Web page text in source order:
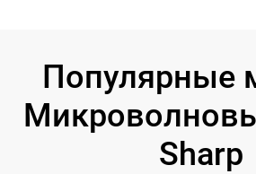
Популярные
Sharp